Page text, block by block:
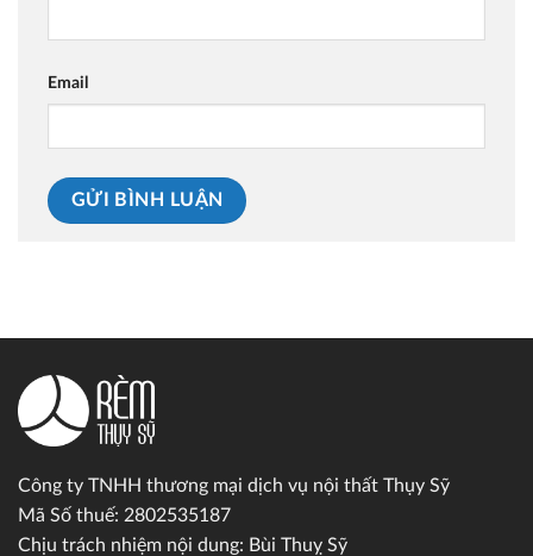
Email
Công ty TNHH thương mại dịch vụ nội thất Thụy Sỹ
Mã Số thuế: 2802535187
Chịu trách nhiệm nội dung: Bùi Thuỵ Sỹ